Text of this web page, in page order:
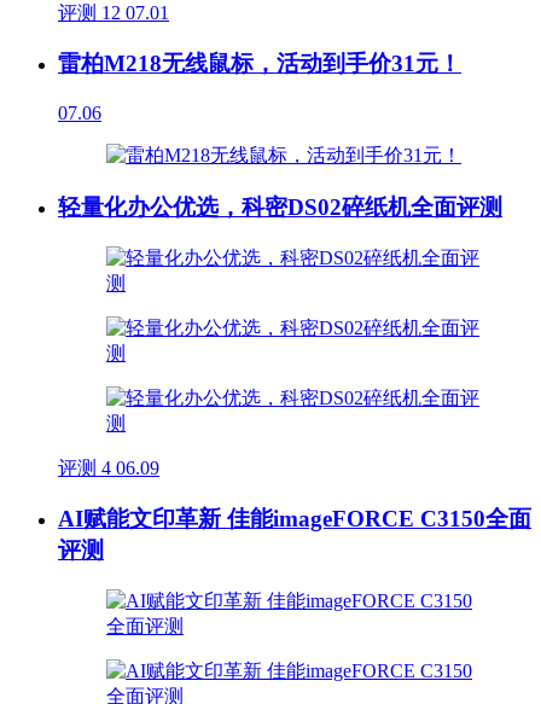
评测 12 07.01
雷柏M218无线鼠标，活动到手价31元！
07.06
轻量化办公优选，科密DS02碎纸机全面评测
评测 4 06.09
AI赋能文印革新 佳能imageFORCE C3150全面
评测